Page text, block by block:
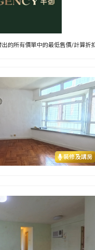
的所有價單中的最低售價/計算折
裝修及講房